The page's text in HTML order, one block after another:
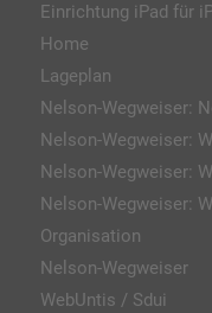
Einrichtung iPad für
Home
Lageplan
Nelson-Wegweiser:
Nelson-Wegweiser:
Nelson-Wegweiser:
Nelson-Wegweiser:
Organisation
Nelson-Wegweiser
WebUntis / Sdui